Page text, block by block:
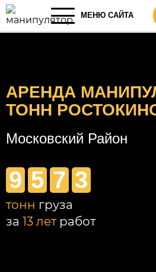
МЕНЮ САЙТА
АРЕНДА
ТОНН
Московский Район
9 5 7 3
тонн груза
за 13 летработ